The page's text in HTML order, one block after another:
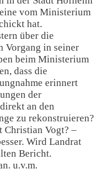
vom Ministerium
hat.
über die
Vorgang in seiner
beim Ministerium
dass die
erinnert
der
an den
zu rekonstruieren?
Christian Vogt? –
Wird Landrat
Bericht.
u.v.m.